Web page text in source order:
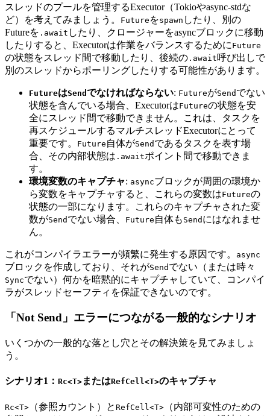
スレッドのプールを管理するExecutor（Tokioやasync-stdな
ど）を考えてみましょう。
Future をspawn したり、別の
Futureを .await したり、クロージャーをasyncブロックに移動
したりすると、Executorは作業をバランスするために Future
の状態をスレッド間で移動したり、後続の .await呼び出しで
別のスレッドからポーリングしたりする可能性があります。
FutureはSend でなければならない: FutureがSend でない
状態を含んでいる場合、ExecutorはFutureの状態を安
全にスレッド間で移動できません。これは、タスクを
再スケジュールするマルチスレッドExecutorにとって
重要です。
Future 自体がSend であるタスクを表す場
合、その内部状態は .awaitポイント間で移動できま
す。
環境変数のキャプチャ: asyncブロックが周囲の環境か
ら変数をキャプチャすると、これらの変数はFutureの
状態の一部になります。これらのキャプチャされた変
数がSend でない場合、 Future 自体も Send にはなれませ
ん。
これがコンパイラエラーが頻繁に発生する原因です。 async
ブロックを作成しており、それがSend でない（または時々
Syncでない）何かを暗黙的にキャプチャしていて、コンパイ
ラがスレッドセーフティを保証できないのです。
「Not Send」エラーにつながる一般的なシナリオ
いくつかの一般的な落とし穴とその解決策を見てみましょ
う。
シナリオ1： Rc<T> またはRefCell<T>のキャプチャ
Rc<T> （参照カウント）と RefCell<T> （内部可変性のための